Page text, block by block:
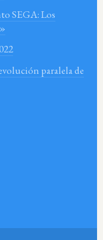
SEGA: Los
paralela de